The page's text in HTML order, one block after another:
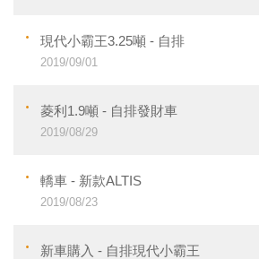
現代小霸王3.25噸 - 自排
2019/09/01
菱利1.9噸 - 自排發財車
2019/08/29
轎車 - 新款ALTIS
2019/08/23
新車購入 - 自排現代小霸王